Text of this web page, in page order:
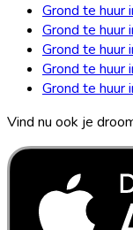
Grond te huur
Grond te huur
Grond te huur
Grond te huur
Grond te huur
Vind nu ook je